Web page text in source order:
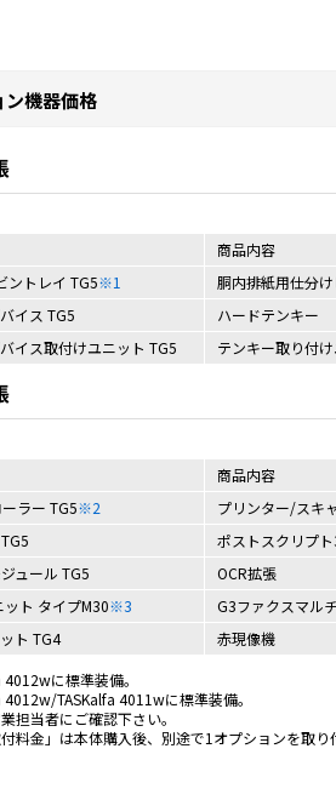
ン機器価格
商品内容
ントレイ TG5※1 胴内排紙用仕分
イス TG5
ハードテンキー
イス取付けユニット TG5
テンキー取り付
商品内容
ラー TG5※2 プリンター/スキ
ポストスクリプ
ュール TG5
OCR拡張
ト タイプM30※3 G3ファクスマル
ト TG4
赤現像機
4012wに標準装備。
4012w/TASKalfa 4011wに標準装備。
担当者にご確認下さい。
付料金」は本体購入後、別途で1オプションを取